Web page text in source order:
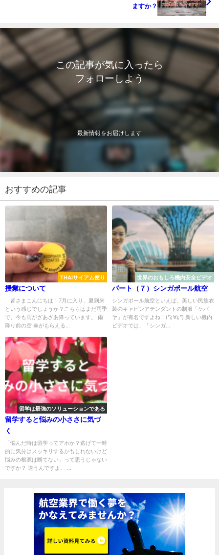
ますか？
この記事が気に入ったら
フォローしよう
最新情報をお届けします
おすすめの記事
THAIサイアム便り
授業について
皆さまこんにちは！7月に入り、夏到来
という感じでしょうか？こちらはまだ雨季
で、今も雨がざあざあ降っています。 雨
降り前の空 傘がもらえる...
世界のおもしろ機内安全ビデオ
パート（７）シンガポール航空
シンガポール航空といえば、美しい民族衣
装のキャビンアテンダントの制服「ケバ
ヤ」が有名ですよね！(*≧∀≦*) 新しい機内
ビデオでは、「シンガ...
留学は最強のソリューションである
留学すると悩みの小ささに気づ
く
「悩んだ時は留学ってアホか？逃げて一時
的に気分はスッキリするかもしれないけど
悩みの根源は断てない」って思うじゃない
ですか？ 違うんですよ。 ...